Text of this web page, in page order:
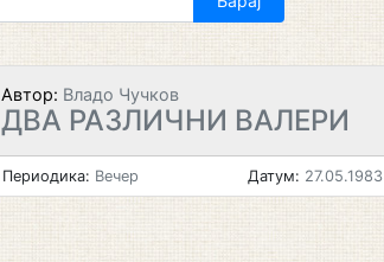
Автор: Владо Чучков
ДВА РАЗЛИЧНИ ВАЛЕРИ
Периодика: Вечер Датум: 27.05.1983